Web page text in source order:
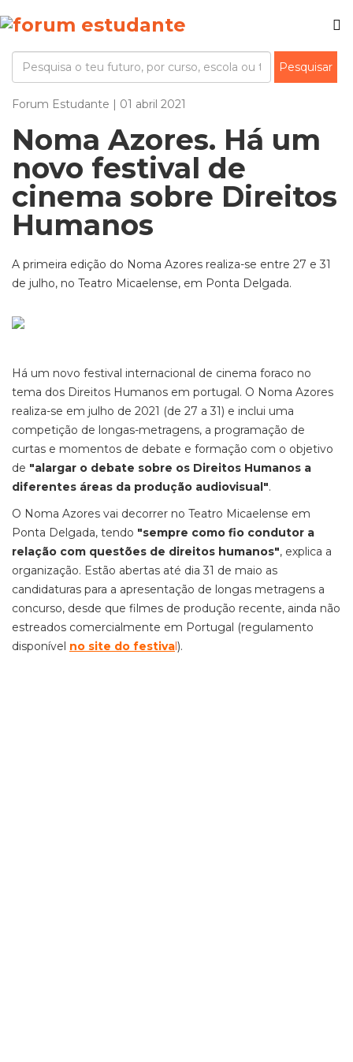
Forum Estudante | 01 abril 2021
Noma Azores. Há um
novo festival de
cinema sobre Direitos
Humanos
A primeira edição do Noma Azores realiza-se entre 27 e 31
de julho, no Teatro Micaelense, em Ponta Delgada.
Há um novo festival internacional de cinema foraco no
tema dos Direitos Humanos em portugal. O Noma Azores
realiza-se em julho de 2021 (de 27 a 31) e inclui uma
competição de longas-metragens, a programação de
curtas e momentos de debate e formação com o objetivo
de "alargar o debate sobre os Direitos Humanos a
diferentes áreas da produção audiovisual".
O Noma Azores vai decorrer no Teatro Micaelense em
Ponta Delgada, tendo "sempre como fio condutor a
relação com questões de direitos humanos", explica a
organização. Estão abertas até dia 31 de maio as
candidaturas para a apresentação de longas metragens a
concurso, desde que filmes de produção recente, ainda não
estreados comercialmente em Portugal (regulamento
disponível no site do festival).